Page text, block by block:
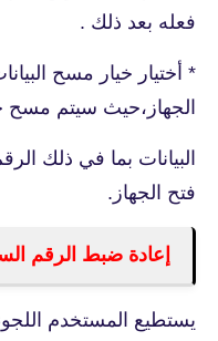
فعله بعد ذلك .
* أختيار خيار مسح
الجهاز،حيث سيتم مسح
البيانات بما في ذلك
فتح الجهاز.
إعادة ضبط الرقم
يستطيع المستخدم